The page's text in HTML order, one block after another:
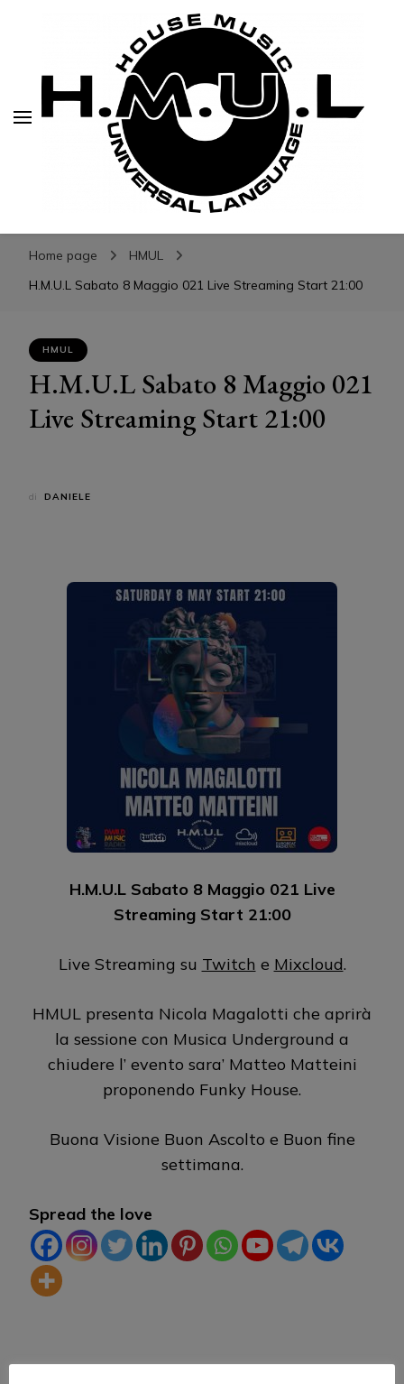
H.M.U.L.
H.M.U.L.
www.housemusicuniversallanguage.com
Home page
HMUL
H.M.U.L Sabato 8 Maggio 021 Live Streaming Start 21:00
HMUL
H.M.U.L Sabato 8 Maggio 021
Live Streaming Start 21:00
di DANIELE
H.M.U.L Sabato 8 Maggio 021 Live
Streaming Start 21:00
Live Streaming su Twitch e Mixcloud.
HMUL presenta Nicola Magalotti che aprirà
la sessione con Musica Underground a
chiudere l’ evento sara’ Matteo Matteini
proponendo Funky House.
Buona Visione Buon Ascolto e Buon fine
settimana.
Spread the love